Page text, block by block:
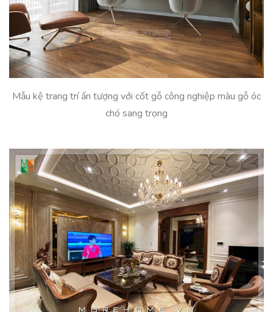
Mẫu kệ trang trí ấn tượng với cốt gỗ công nghiệp màu gỗ óc
chó sang trọng